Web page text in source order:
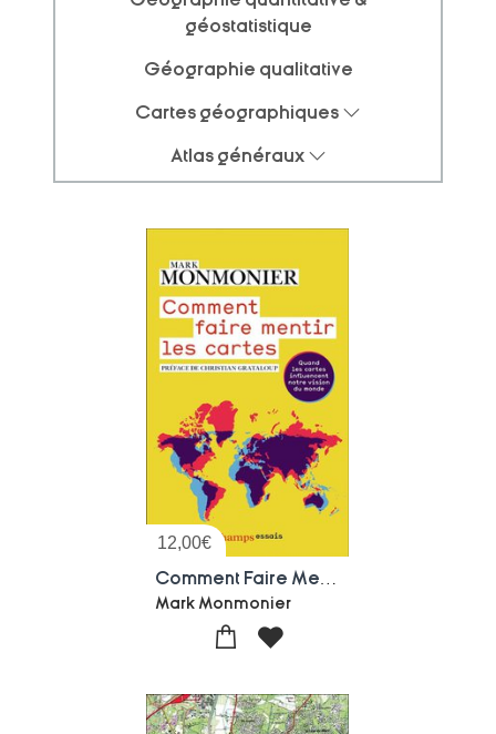
géostatistique
Géographie qualitative
Cartes géographiques
Atlas généraux
12,00€
Mark Monmonier